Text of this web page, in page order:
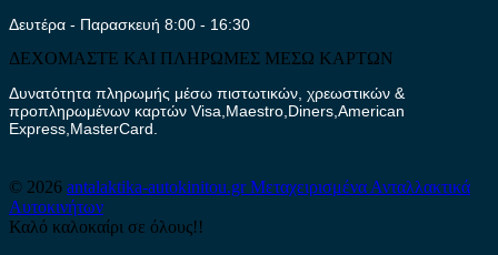
Δευτέρα - Παρασκευή 8:00 - 16:30
ΔΕΧΟΜΑΣΤΕ ΚΑΙ ΠΛΗΡΩΜΕΣ ΜΕΣΩ ΚΑΡΤΩΝ
Δυνατότητα πληρωμής μέσω πιστωτικών, χρεωστικών &
προπληρωμένων καρτών Visa,Maestro,Diners,American
Express,MasterCard.
© 2026 antalaktika-autokinitou.grΜεταχειρισμένα Ανταλλακτικά
Αυτοκινήτων
Καλό καλοκαίρι σε όλους!!